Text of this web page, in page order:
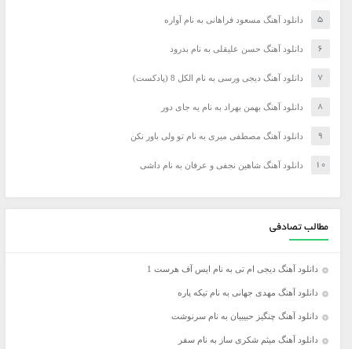
دانلود آهنگ مسعود فراهانی به نام آواره
دانلود آهنگ حسن علیقلی به نام بدرود
دانلود آهنگ دیجی ورسی به نام الکل 8 (پادکست)
دانلود آهنگ بهمن بهراد به نام یه جای دور
دانلود آهنگ مصطفی میری به نام تو ولی باور نکن
دانلود آهنگ شاهین نجفی و عرفان به نام داشی
مطالب تصادفی
دانلود آهنگ دیجی ام تی به نام ایس آف هرست 1
دانلود آهنگ مهدی جهانی به نام تیکه پاره
دانلود آهنگ چنگیز حبیبیان به نام سرنوشت
دانلود آهنگ میثم شکری ساز به نام سفر